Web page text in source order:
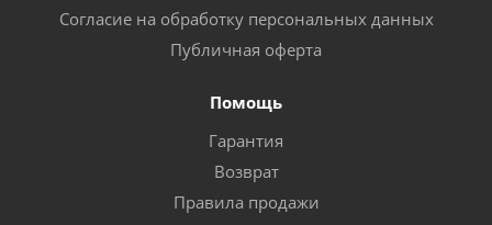
Согласие на обработку персональных данных
Публичная оферта
Помощь
Гарантия
Возврат
Правила продажи